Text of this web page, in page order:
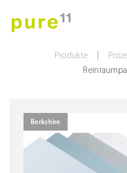
Produkte
Berkshire